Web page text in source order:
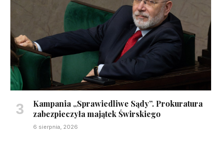
Kampania „Sprawiedliwe Sądy”. Prokuratura
zabezpieczyła majątek Świrskiego
6 sierpnia, 2026